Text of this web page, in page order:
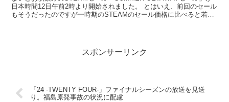
日本時間12日午前2時より開始されました。 とはいえ、前回のセール
もそうだったのですが一時期のSTEAMのセール価格に比べると若干
スポンサーリンク
「24 -TWENTY FOUR-」ファイナルシーズンの放送を見送
り。福島原発事故の状況に配慮